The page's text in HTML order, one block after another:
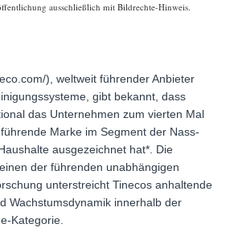
ausschließlich mit Bildrechte-Hinweis.
), weltweit führender Anbieter
gibt bekannt, dass
das Unternehmen zum vierten Mal
Marke im Segment der Nass-
ausgezeichnet hat*. Die
der führenden unabhängigen
unterstreicht Tinecos anhaltende
Wachstumsdynamik innerhalb der
Kategorie.